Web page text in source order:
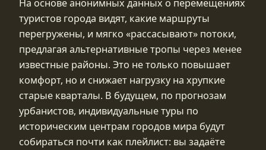
На основе анонимных данных о перемещениях
туристов города видят, какие маршруты
перегружены, и мягко «рассасывают» потоки,
предлагая альтернативные тропы через менее
известные районы. Это не только повышает
комфорт, но и снижает нагрузку на хрупкие
старые кварталы. В будущем, по прогнозам
урбанистов, индивидуальные туры по
историческим центрам городов мира будут
собираться почти как плейлист: вы задаёте